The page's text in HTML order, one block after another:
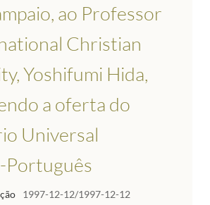
ao Professor
Christian
Yoshifumi Hida,
a oferta do
Universal
Português
1997-12-12/1997-12-12